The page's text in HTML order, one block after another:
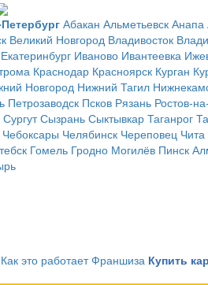
Абакан Альметьевск Анапа
Великий Новгород Владивосток
Екатеринбург Иваново Ивантеевка
Краснодар Красноярск Курган
Новгород Нижний Тагил
Петрозаводск Псков Рязань Ростов-
Сургут Сызрань Сыктывкар Таганрог
Чебоксары Челябинск Череповец Чита
Гомель Гродно Могилёв Пинск
Как это работает Франшиза Купить